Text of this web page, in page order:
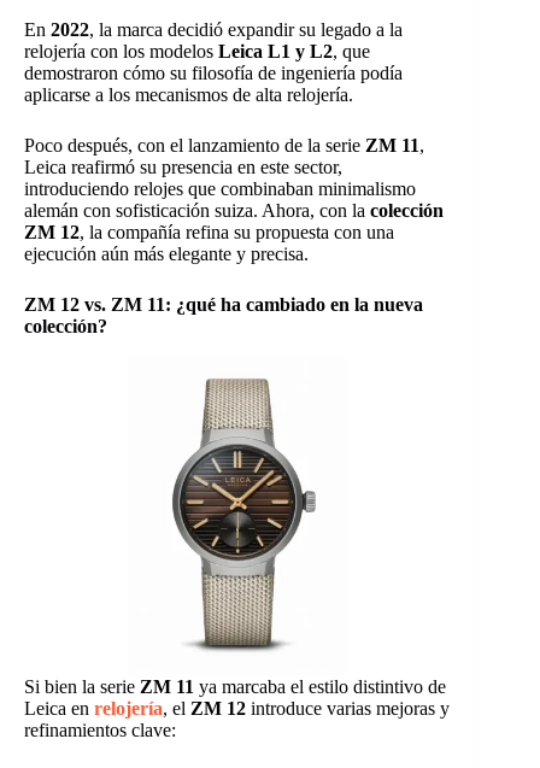
En 2022, la marca decidió expandir su legado a la
relojería con los modelos Leica L1 y L2, que
demostraron cómo su filosofía de ingeniería podía
aplicarse a los mecanismos de alta relojería.
Poco después, con el lanzamiento de la serie ZM 11,
Leica reafirmó su presencia en este sector,
introduciendo relojes que combinaban minimalismo
alemán con sofisticación suiza. Ahora, con la colección
ZM 12, la compañía refina su propuesta con una
ejecución aún más elegante y precisa.
ZM 12 vs. ZM 11: ¿qué ha cambiado en la nueva
colección?
Si bien la serie ZM 11 ya marcaba el estilo distintivo de
Leica en relojería, el ZM 12 introduce varias mejoras y
refinamientos clave: